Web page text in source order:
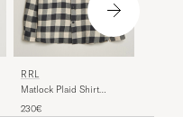
RRL
Matlock Plaid Shirt
230€